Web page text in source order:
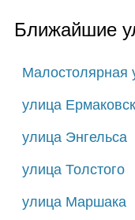
Ближайшие
Малостолярная
улица
улица Энгельса
улица Толстого
улица Маршака